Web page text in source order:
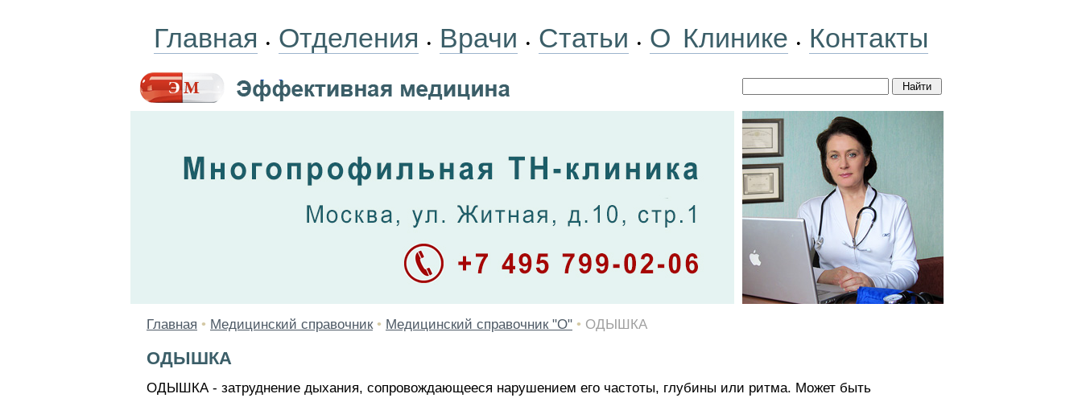
Главная • Отделения • Врачи • Статьи • О Клинике • Контакты
Главная • Медицинский справочник • Медицинский справочник "О" • ОДЫШКА
ОДЫШКА
ОДЫШКА - затруднение дыхания, сопровождающееся нарушением его частоты, глубины или ритма. Может быть